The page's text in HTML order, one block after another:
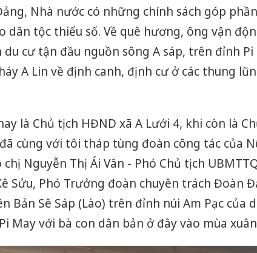
Nhà nước có những chính sách góp
dân tộc thiểu số. Về quê hương, ông vận
cư tận đầu nguồn sông A sáp, trên đỉnh Pi
A Lin về định canh, định cư ở các thung
là Chủ tịch HĐND xã A Lưới 4, khi còn là
đã cùng với tôi tháp tùng đoàn công tác của
Nguyễn Thị Ái Vân - Phó Chủ tịch
Sửu, Phó Trưởng đoàn chuyên trách Đoàn
Bản Sê Sáp (Lào) trên đỉnh núi Am Pạc của
May với bà con dân bản ở đây vào mùa